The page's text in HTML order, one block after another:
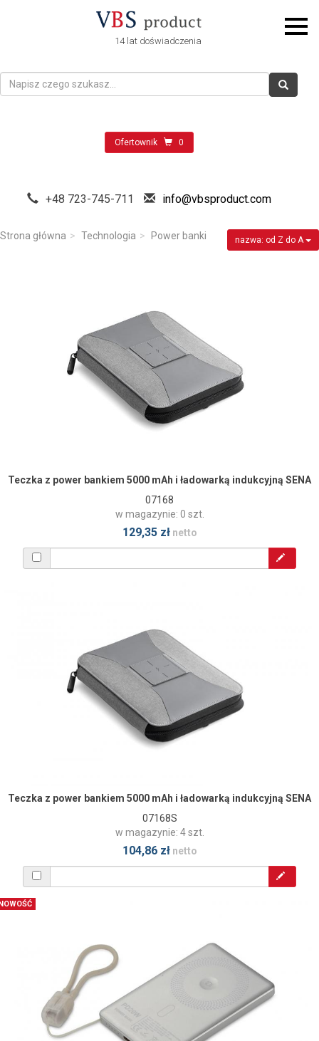
14 lat doświadczenia
Ofertownik 0
+48 723-745-711 info@vbsproduct.com
Strona główna Technologia Power banki nazwa: od Z do A
Teczka z power bankiem 5000 mAh i ładowarką indukcyjną SENA
07168
w magazynie: 0 szt.
129,35 złnetto
Teczka z power bankiem 5000 mAh i ładowarką indukcyjną SENA
07168S
w magazynie: 4 szt.
104,86 złnetto